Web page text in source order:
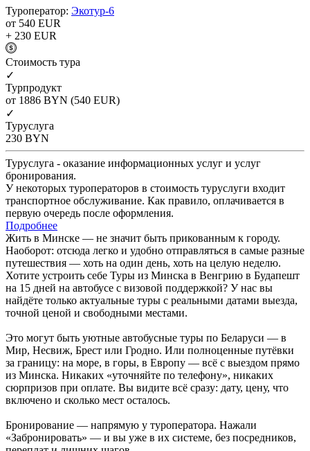
Туроператор: Экотур-6
от 540 EUR
+ 230 EUR
Cтоимость тура
✓
Турпродукт
от 1886 BYN (540 EUR)
✓
Туруслуга
230 BYN
Туруслуга - оказание информационных услуг и услуг
бронирования.
У некоторых туроператоров в стоимость туруслуги входит
транспортное обслуживание. Как правило, оплачивается в
первую очередь после оформления.
Подробнее
Жить в Минске — не значит быть прикованным к городу.
Наоборот: отсюда легко и удобно отправляться в самые разные
путешествия — хоть на один день, хоть на целую неделю.
Хотите устроить себе Туры из Минска в Венгрию в Будапешт
на 15 дней на автобусе с визовой поддержкой? У нас вы
найдёте только актуальные туры с реальными датами выезда,
точной ценой и свободными местами.
Это могут быть уютные автобусные туры по Беларуси — в
Мир, Несвиж, Брест или Гродно. Или полноценные путёвки
за границу: на море, в горы, в Европу — всё с выездом прямо
из Минска. Никаких «уточняйте по телефону», никаких
сюрпризов при оплате. Вы видите всё сразу: дату, цену, что
включено и сколько мест осталось.
Бронирование — напрямую у туроператора. Нажали
«Забронировать» — и вы уже в их системе, без посредников,